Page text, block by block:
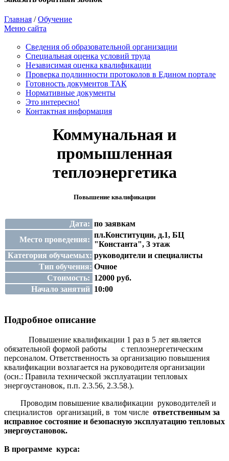
Главная /Обучение
Меню сайта
Сведения об образовательной организации
Cпециальная оценка условий труда
Независимая оценка квалификации
Проверка подлинности протоколов в Едином портале
Готовность документов ТАК
Нормативные документы
Это интересно!
Контактная информация
Коммунальная и
промышленная
теплоэнергетика
Повышение квалификации
Дата: по заявкам
Место проведения:
пл.Конституции, д.1, БЦ
"Константа", 3 этаж
Категория обучаемых: руководители и специалисты
Тип обучения: Очное
Стоимость: 12000 руб.
Начало занятий 10:00
Подробное описание
Повышение квалификации 1 раз в 5 лет является
обязательной формой работы с теплоэнергетическим
персоналом. Ответственность за организацию повышения
квалификации возлагается на руководителя организации
(осн.: Правила технической эксплуатации тепловых
энергоустановок, п.п. 2.3.56, 2.3.58.).
Проводим повышение квалификации руководителей и
специалистов организаций, в том числе ответственным за
исправное состояние и безопасную эксплуатацию тепловых
энергоустановок.
В программе курса: